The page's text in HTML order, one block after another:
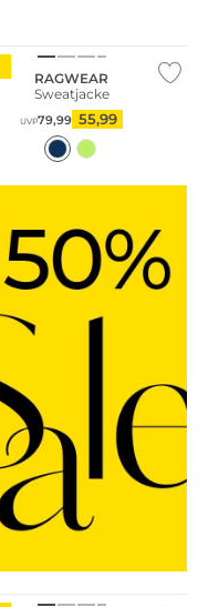
RAGWEAR
Sweatjacke
UVP79,99 55,99